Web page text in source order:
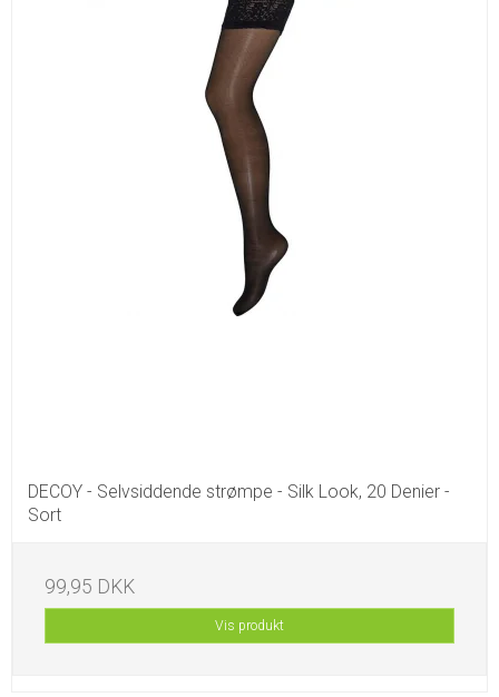
DECOY - Selvsiddende strømpe - Silk Look, 20 Denier -
Sort
99,95 DKK
Vis produkt